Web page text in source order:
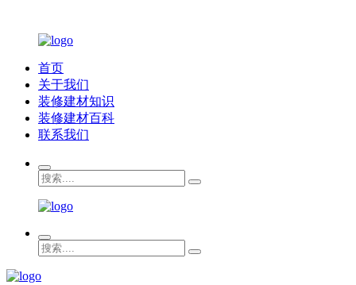
首页
关于我们
装修建材知识
装修建材百科
联系我们